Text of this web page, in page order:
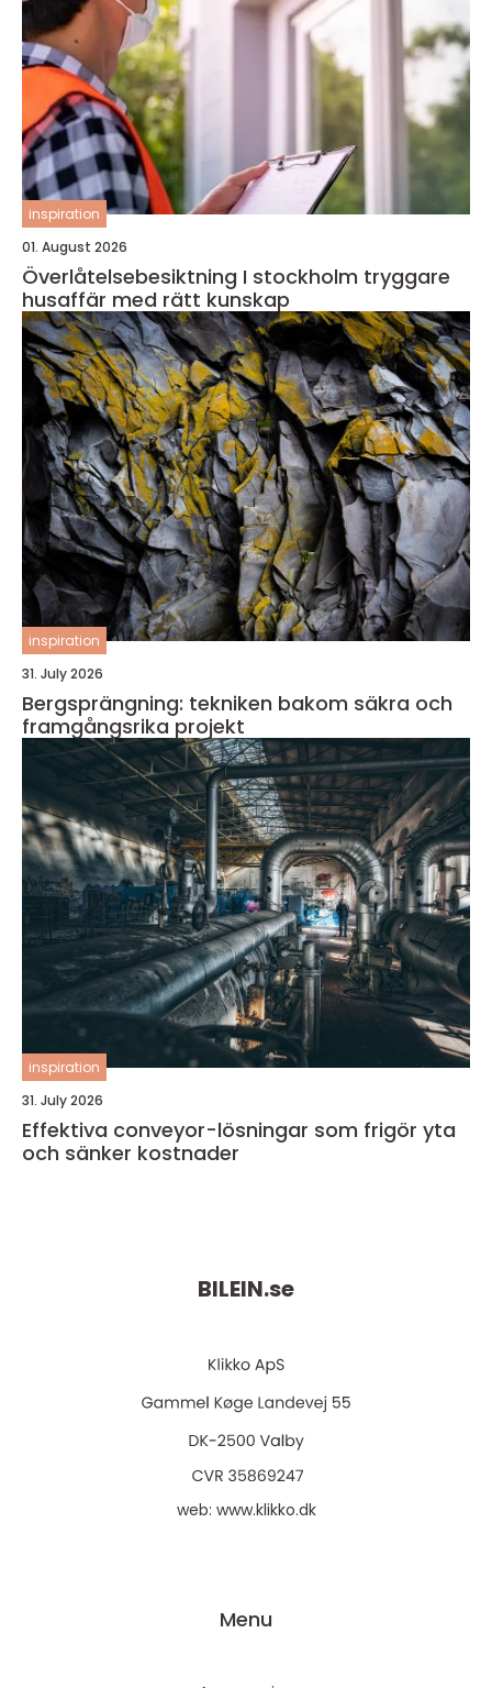
inspiration
01. August 2026
Överlåtelsebesiktning I stockholm tryggare
husaffär med rätt kunskap
inspiration
31. July 2026
Bergsprängning: tekniken bakom säkra och
framgångsrika projekt
inspiration
31. July 2026
Effektiva conveyor-lösningar som frigör yta
och sänker kostnader
BILEIN.se
web: www.klikko.dk
Menu